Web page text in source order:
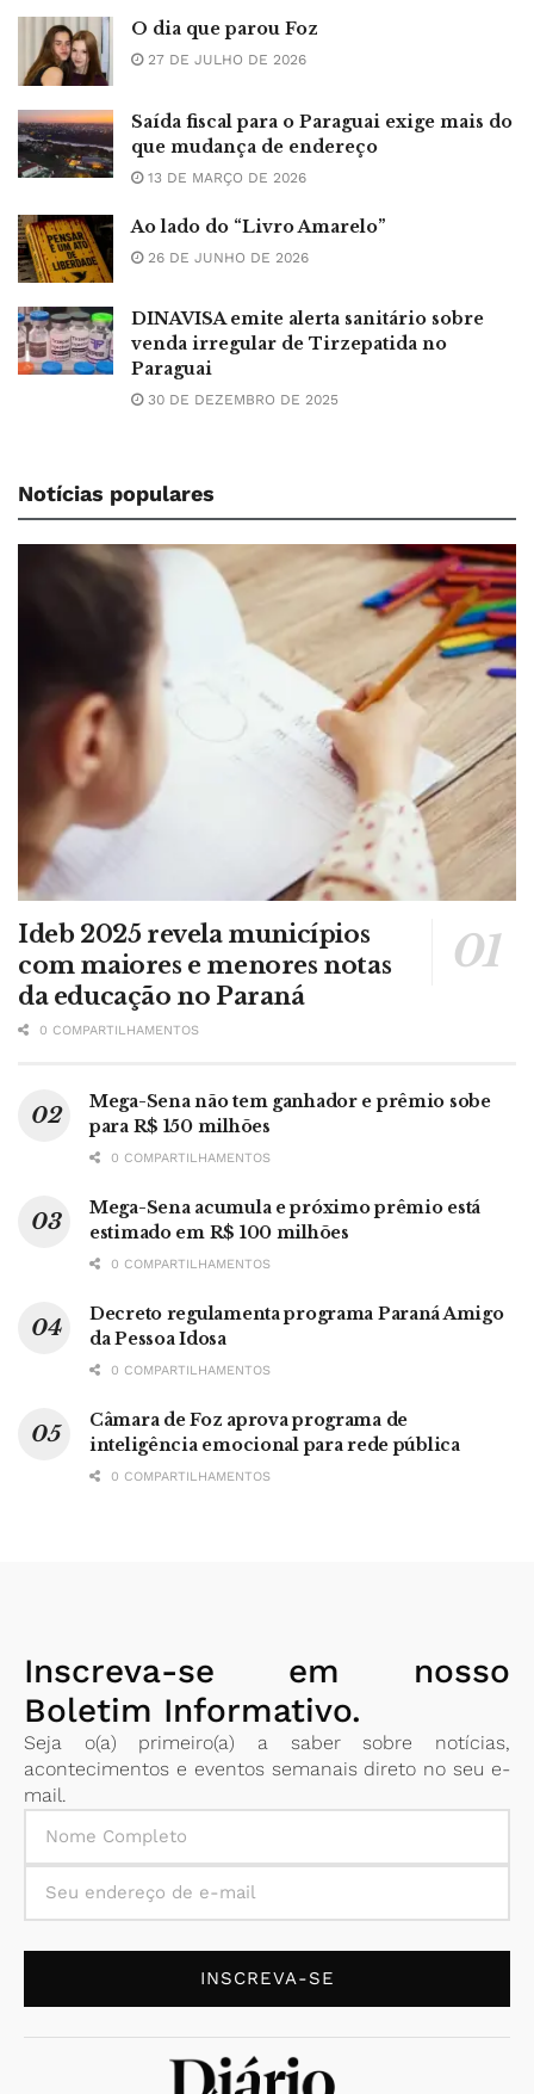
O dia que parou Foz
27 DE JULHO DE 2026
Saída fiscal para o Paraguai exige mais do
que mudança de endereço
13 DE MARÇO DE 2026
Ao lado do “Livro Amarelo”
26 DE JUNHO DE 2026
DINAVISA emite alerta sanitário sobre
venda irregular de Tirzepatida no
Paraguai
30 DE DEZEMBRO DE 2025
Notícias populares
Ideb 2025 revela municípios
com maiores e menores notas
da educação no Paraná
0 COMPARTILHAMENTOS
Mega-Sena não tem ganhador e prêmio sobe
para R$ 150 milhões
0 COMPARTILHAMENTOS
Mega-Sena acumula e próximo prêmio está
estimado em R$ 100 milhões
0 COMPARTILHAMENTOS
Decreto regulamenta programa Paraná Amigo
da Pessoa Idosa
0 COMPARTILHAMENTOS
Câmara de Foz aprova programa de
inteligência emocional para rede pública
0 COMPARTILHAMENTOS
Inscreva-se em nosso
Boletim Informativo.
Seja o(a) primeiro(a) a saber sobre notícias,
acontecimentos e eventos semanais direto no seu e-
mail.
INSCREVA-SE